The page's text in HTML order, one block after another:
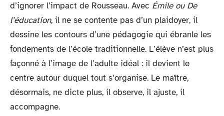
d’ignorer l’impact de Rousseau. Avec Émile ou De
l’éducation, il ne se contente pas d’un plaidoyer, il
dessine les contours d’une pédagogie qui ébranle les
fondements de l’école traditionnelle. L’élève n’est plus
façonné à l’image de l’adulte idéal : il devient le
centre autour duquel tout s’organise. Le maître,
désormais, ne dicte plus, il observe, il ajuste, il
accompagne.